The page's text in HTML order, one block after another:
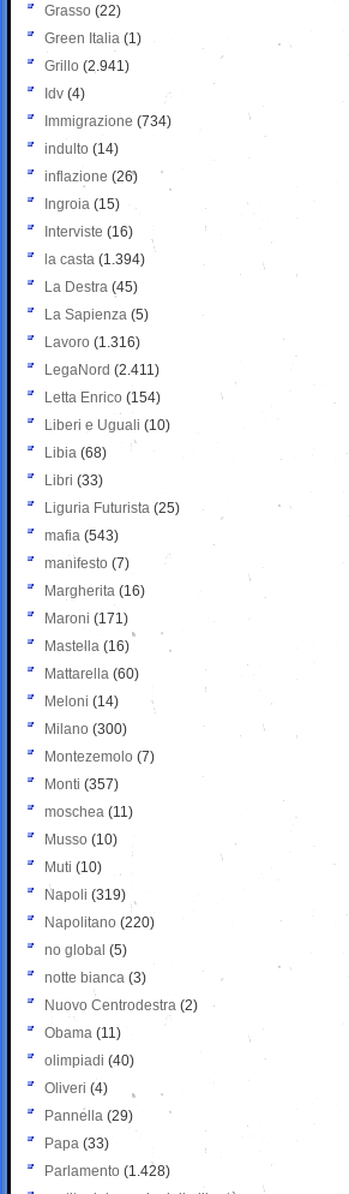
Grasso (22)
Green Italia (1)
Grillo (2.941)
Idv (4)
Immigrazione (734)
indulto (14)
inflazione (26)
Ingroia (15)
Interviste (16)
la casta (1.394)
La Destra (45)
La Sapienza (5)
Lavoro (1.316)
LegaNord (2.411)
Letta Enrico (154)
Liberi e Uguali (10)
Libia (68)
Libri (33)
Liguria Futurista (25)
mafia (543)
manifesto (7)
Margherita (16)
Maroni (171)
Mastella (16)
Mattarella (60)
Meloni (14)
Milano (300)
Montezemolo (7)
Monti (357)
moschea (11)
Musso (10)
Muti (10)
Napoli (319)
Napolitano (220)
no global (5)
notte bianca (3)
Nuovo Centrodestra (2)
Obama (11)
olimpiadi (40)
Oliveri (4)
Pannella (29)
Papa (33)
Parlamento (1.428)